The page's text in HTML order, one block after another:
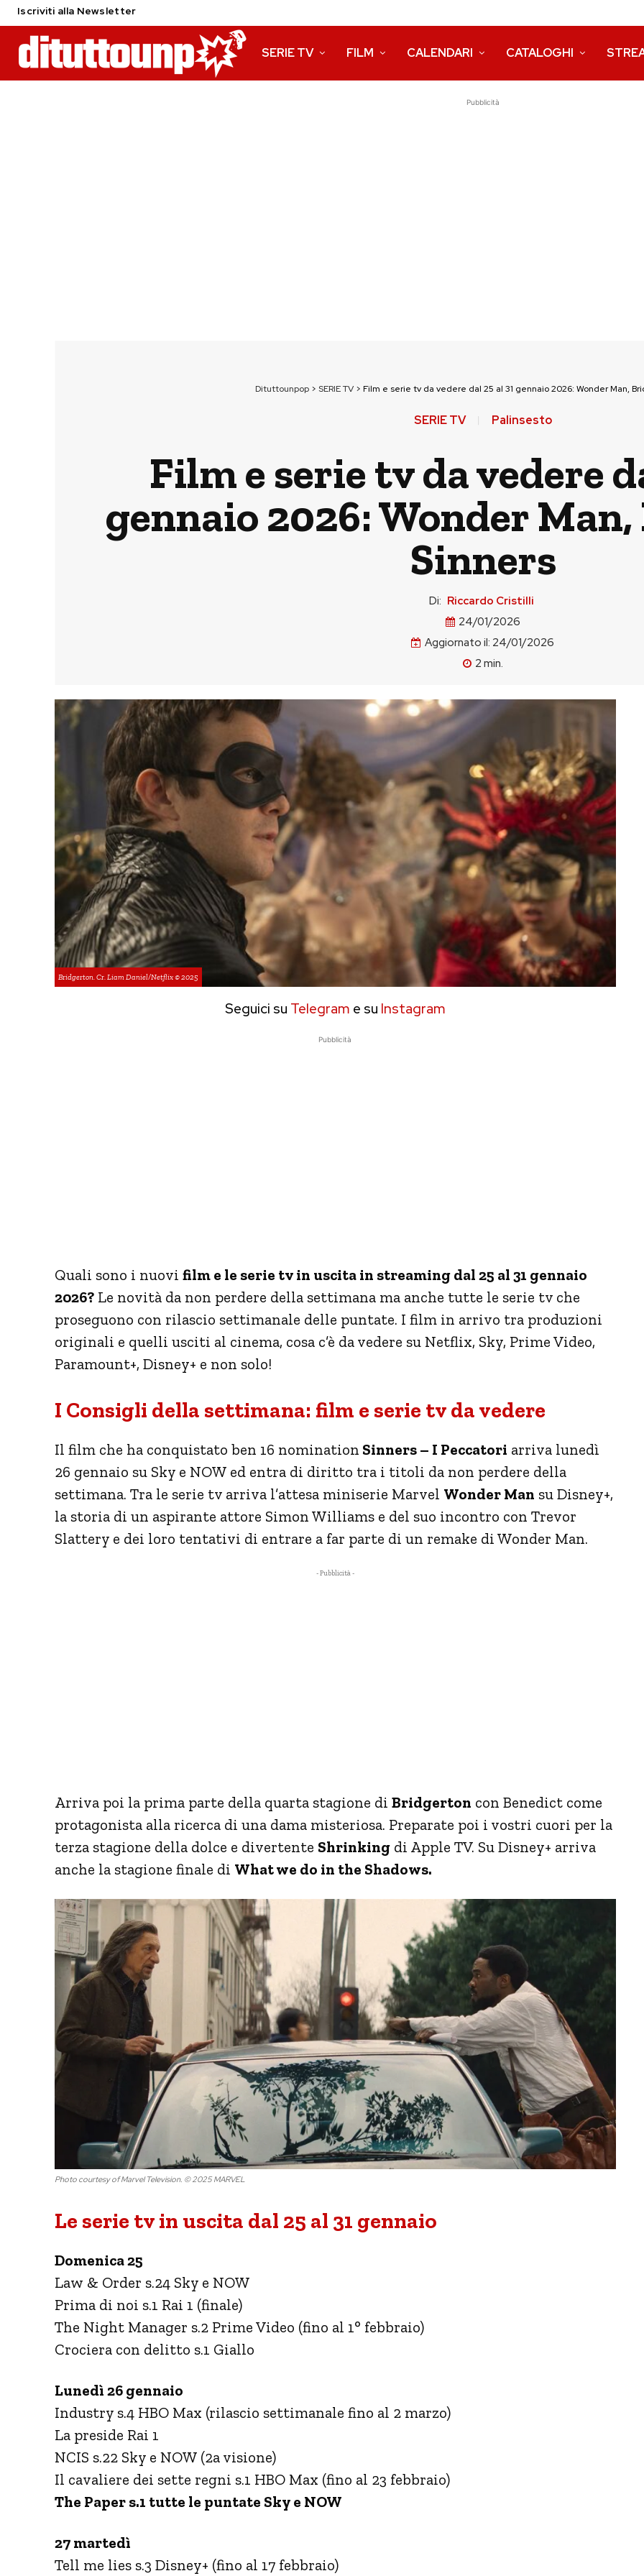
Iscriviti alla Newsletter
SERIE TV FILM CALENDARI CATALOGHI
Pubblicità
Dituttounpop > SERIE TV > Film e serie tv da vedere dal 25 al 31 gennaio 2026: Wonder Man,
SERIE TV Palinsesto
Film e serie tv da vedere
gennaio 2026: Wonder
Sinners
Di: Riccardo Cristilli
24/01/2026
Aggiornato il: 24/01/2026
2 min.
Bridgerton. Cr. Liam Daniel/Netflix © 2025
Seguici su Telegram e su Instagram
Pubblicità
Quali sono i nuovi film e le serie tv in uscita in streaming dal 25 al 31 gennaio
2026? Le novità da non perdere della settimana ma anche tutte le serie tv che
proseguono con rilascio settimanale delle puntate. I film in arrivo tra produzioni
originali e quelli usciti al cinema, cosa c’è da vedere su Netflix, Sky, Prime Video,
Paramount+, Disney+ e non solo!
I Consigli della settimana: film e serie tv da vedere
Il film che ha conquistato ben 16 nomination Sinners – I Peccatori arriva lunedì
26 gennaio su Sky e NOW ed entra di diritto tra i titoli da non perdere della
settimana. Tra le serie tv arriva l’attesa miniserie Marvel Wonder Man su Disney+,
la storia di un aspirante attore Simon Williams e del suo incontro con Trevor
Slattery e dei loro tentativi di entrare a far parte di un remake di Wonder Man.
- Pubblicità -
Arriva poi la prima parte della quarta stagione di Bridgerton con Benedict come
protagonista alla ricerca di una dama misteriosa. Preparate poi i vostri cuori per la
terza stagione della dolce e divertente Shrinking di Apple TV. Su Disney+ arriva
anche la stagione finale di What we do in the Shadows.
Photo courtesy of Marvel Television. © 2025 MARVEL
Le serie tv in uscita dal 25 al 31 gennaio
Domenica 25
Law & Order s.24 Sky e NOW
Prima di noi s.1 Rai 1 (finale)
The Night Manager s.2 Prime Video (fino al 1° febbraio)
Crociera con delitto s.1 Giallo
Lunedì 26 gennaio
Industry s.4 HBO Max (rilascio settimanale fino al 2 marzo)
La preside Rai 1
NCIS s.22 Sky e NOW (2a visione)
Il cavaliere dei sette regni s.1 HBO Max (fino al 23 febbraio)
The Paper s.1 tutte le puntate Sky e NOW
27 martedì
Tell me lies s.3 Disney+ (fino al 17 febbraio)